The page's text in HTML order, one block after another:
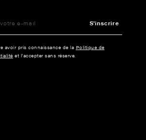
S'inscrire
avoir pris connaissance de la Politique de
et l’accepter sans réserve.